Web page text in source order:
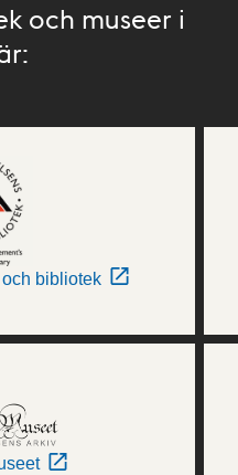
och museer i
bibliotek